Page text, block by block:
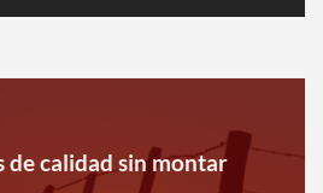
de calidad sin montar